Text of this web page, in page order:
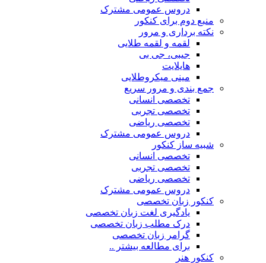
دروس عمومی مشترک
منبع دوم برای کنکور
نکته برداری و مرور
لقمه و لقمه طلایی
جیبی، جی بی
هایلایت
مینی میکروطلایی
جمع بندی و مرور سریع
تخصصی انسانی
تخصصی تجربی
تخصصی ریاضی
دروس عمومی مشترک
شبیه ساز کنکور
تخصصی انسانی
تخصصی تجربی
تخصصی ریاضی
دروس عمومی مشترک
کنکور زبان تخصصی
یادگیری لغت زبان تخصصی
درک مطلب زبان تخصصی
گرامر زبان تخصصی
برای مطالعه بیشتر ..
کنکور هنر